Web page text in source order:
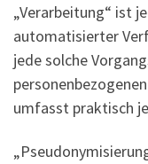
„Verarbeitung“ ist
automatisierter
jede solche
umfasst praktisch